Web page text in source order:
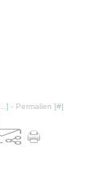
] - Permalien [#]